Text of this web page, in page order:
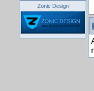
Zonic Design